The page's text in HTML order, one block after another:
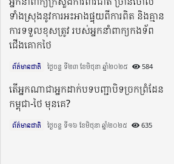
ទាំងស្រុង​នូវការ​អះ​អាង​ផ្ទុយពីការពិត និងគ្មាន
ការទទួលខុសត្រូវ របស់​អ្នក​នាំ​ពាក្យ​កងទ័ព
ជើងគោកថៃ
ព័ត៌មានជាតិ ថ្ងៃចន្ទ ទី២៣ ខែមិថុនា ឆ្នាំ២០២៥​ 584
តើអ្នកណាជាអ្នកដាក់បទបញ្ជាបិទច្រកព្រំដែន
កម្ពុជា-ថៃ មុនគេ?
ព័ត៌មានជាតិ ថ្ងៃចន្ទ ទី១៦ ខែមិថុនា ឆ្នាំ២០២៥​ 635